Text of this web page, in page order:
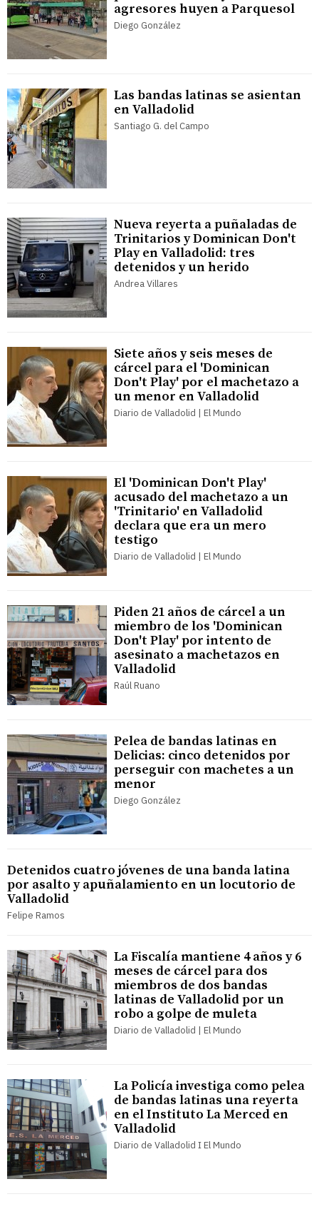
agresores huyen a Parquesol
Diego González
Las bandas latinas se asientan
en Valladolid
Santiago G. del Campo
Nueva reyerta a puñaladas de
Trinitarios y Dominican Don't
Play en Valladolid: tres
detenidos y un herido
Andrea Villares
Siete años y seis meses de
cárcel para el 'Dominican
Don't Play' por el machetazo a
un menor en Valladolid
Diario de Valladolid | El Mundo
El 'Dominican Don't Play'
acusado del machetazo a un
'Trinitario' en Valladolid
declara que era un mero
testigo
Diario de Valladolid | El Mundo
Piden 21 años de cárcel a un
miembro de los 'Dominican
Don't Play' por intento de
asesinato a machetazos en
Valladolid
Raúl Ruano
Pelea de bandas latinas en
Delicias: cinco detenidos por
perseguir con machetes a un
menor
Diego González
Detenidos cuatro jóvenes de una banda latina
por asalto y apuñalamiento en un locutorio de
Valladolid
Felipe Ramos
La Fiscalía mantiene 4 años y 6
meses de cárcel para dos
miembros de dos bandas
latinas de Valladolid por un
robo a golpe de muleta
Diario de Valladolid | El Mundo
La Policía investiga como pelea
de bandas latinas una reyerta
en el Instituto La Merced en
Valladolid
Diario de Valladolid I El Mundo